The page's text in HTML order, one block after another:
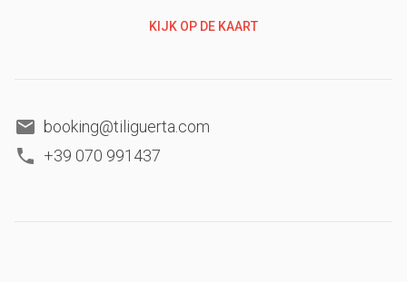
KIJK OP DE KAART
booking@tiliguerta.com
+39 070 991437